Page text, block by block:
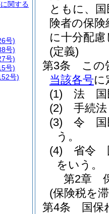
ともに、
険者の保
に十分配
(定義)
第3条
この
当該各号に
(1)
法 国
(2)
手続
(3)
令 国
う。
(4)
省令
をいう。
第2章
(保険税を
第4条
国保
関する
号)
号)
号)
号)
号)